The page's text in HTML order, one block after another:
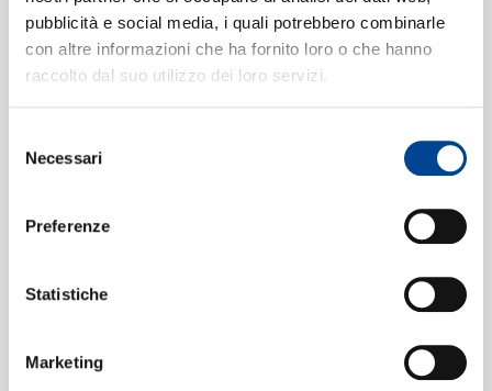
pubblicità e social media, i quali potrebbero combinarle
con altre informazioni che ha fornito loro o che hanno
raccolto dal suo utilizzo dei loro servizi.
delNecessari
Preferenze
Statistiche
Marketing
Petite complainte;
Pièce brève
ST. PAUL CHAMBER
ORCHESTRA,
CHRISTOPHER
PATRICE
FONTANAROSA
KOŽENÁ, GRAHAM
Digitale
CONTATTI
NEWSLETTER